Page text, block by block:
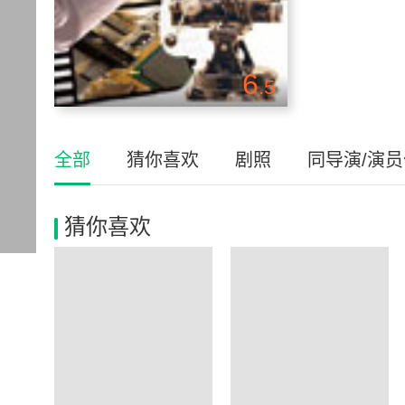
6.5
全部 猜你喜欢 剧照 同导演/演
猜你喜欢